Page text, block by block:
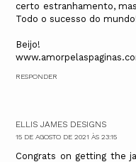
certo estranhamento,
Todo o sucesso do
Beijo!
RESPONDER
ELLIS JAMES DESIGNS
15 DE AGOSTO DE 2021 ÀS 23:15
Congrats on getting the